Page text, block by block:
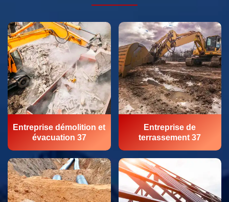
Entreprise démolition et
évacuation 37
Entreprise de
terrassement 37